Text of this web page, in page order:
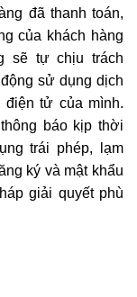
đã thanh toán,
của khách hàng
sẽ tự chịu trách
sử dụng dịch
tử của mình.
báo kịp thời
trái phép, lạm
ký và mật khẩu
giải quyết phù